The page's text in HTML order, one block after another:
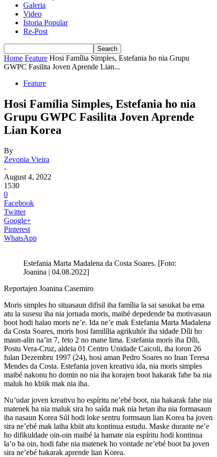
Galeria
Video
Istoria Popular
Re-Post
Home Feature Hosi Família Simples, Estefania ho nia Grupu
GWPC Fasilita Joven Aprende Lian...
Feature
Hosi Família Simples, Estefania ho nia
Grupu GWPC Fasilita Joven Aprende
Lian Korea
By
Zevonia Vieira
-
August 4, 2022
1530
0
Facebook
Twitter
Google+
Pinterest
WhatsApp
Estefania Marta Madalena da Costa Soares. [Foto:
Joanina | 04.08.2022]
Reportajen Joanina Casemiro
Moris simples ho situasaun difisil iha família la sai sasukat ba ema
atu la susesu iha nia jornada moris, maibé depedende ba motivasaun
boot hodi halao moris ne’e. Ida ne’e mak Estefania Marta Madalena
da Costa Soares, moris hosi familília agrikultór iha sidade Díli ho
maun-alin na’in 7, feto 2 no mane lima. Estefania moris iha Díli,
Postu Vera-Cruz, aldeia 01 Centro Unidade Caicoli, iha loron 26
fulan Dezembru 1997 (24), hosi aman Pedro Soares no Inan Teresa
Mendes da Costa. Estefania joven kreativu ida, nia moris simples
maibé nakonu ho domin no nia iha korajen boot hakarak fahe ba nia
maluk ho kbiik mak nia iha.
Nu’udar joven kreativu ho espíritu ne’ebé boot, nia hakarak fahe nia
matenek ba nia maluk sira ho saída mak nia hetan iha nia formasaun
iha nasaun Korea Súl hodi loke sentru formsaun lian Korea ba joven
sira ne’ebé mak laiha kbiit atu kontinua estudu. Maske durante ne’e
ho difikuldade oin-oin maibé la hamate nia espíritu hodi kontinua
la’o ba oin, hodi fahe nia matenek ho vontade ne’ebé boot ba joven
sira ne’ebé hakarak aprende lian Korea.